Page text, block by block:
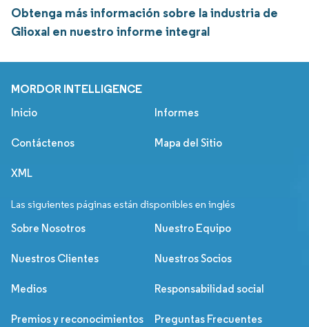
Obtenga más información sobre la industria de
Glioxal en nuestro informe integral
MORDOR INTELLIGENCE
Inicio Informes
Contáctenos Mapa del Sitio
XML
Las siguientes páginas están disponibles en inglés
Sobre Nosotros Nuestro Equipo
Nuestros Clientes Nuestros Socios
Medios Responsabilidad social
Premios y reconocimientos Preguntas Frecuentes